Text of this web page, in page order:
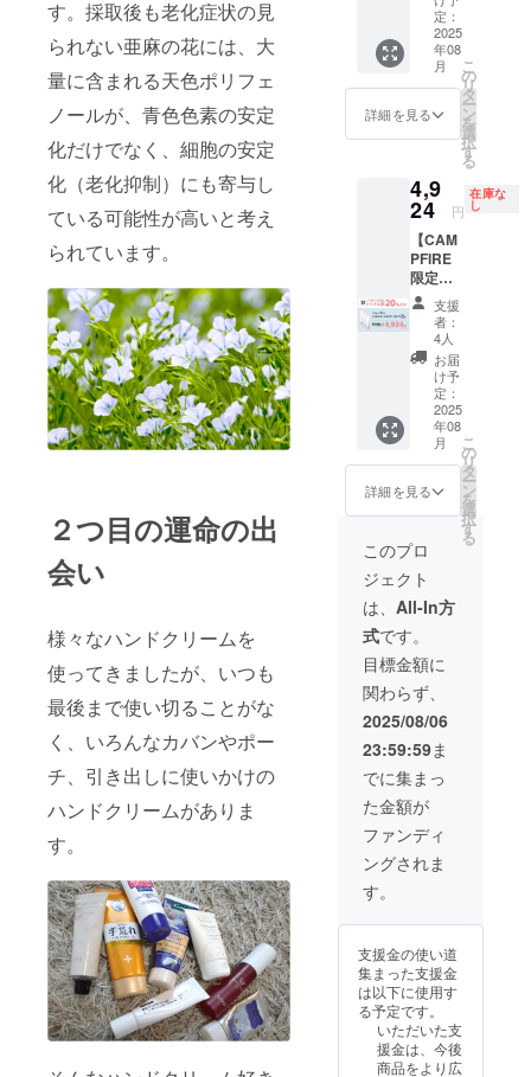
す。採取後も老化症状の見
られない亜麻の花には、大
量に含まれる天色ポリフェ
ノールが、青色色素の安定
化だけでなく、細胞の安定
化（老化抑制）にも寄与し
ている可能性が高いと考え
られています。
２つ目の運命の出
会い
様々なハンドクリームを
使ってきましたが、いつも
最後まで使い切ることがな
く、いろんなカバンやポー
チ、引き出しに使いかけの
ハンドクリームがありま
す。
消費
税、送
料込み
販売価
格：1個
（30g）
税込
1,760円
1,600
円） 商
品割引
率：
15% 送
料：700
円
定：
2025
年08
月
詳細を見る
こ
の
リ
タ
ー
ン
を
選
択
す
る
4,9
24 円
在庫な
し
【CAM
PFIRE
限定ト
リプル
割
20%OF
F】 本
品3個 ※
消費
税、送
料込み
販売価
格：1個
（30g）
税込
1,760円
（税抜
1,600
円） 商
品割引
率：
20% 送
料：700
円
支援
者：
4人
お届
け予
定：
2025
年08
月
詳細を見る
こ
の
リ
タ
ー
ン
を
選
択
す
る
このプロ
ジェクト
は、 All-In方
式です。
目標金額に
関わらず、
2025/08/06
23:59:59ま
でに集まっ
た金額が
ファンディ
ングされま
す。
支援金の使い道
集まった支援金
は以下に使用す
る予定です。
いただいた支
援金は、今後
商品をより広